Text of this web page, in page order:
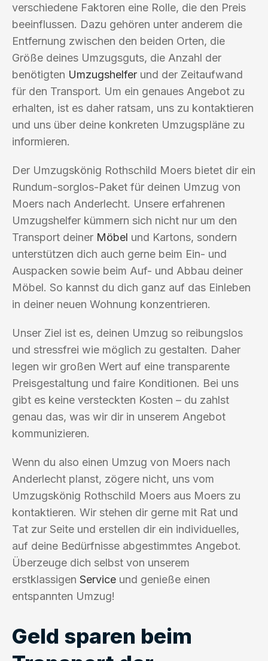
verschiedene Faktoren eine Rolle, die den Preis
beeinflussen. Dazu gehören unter anderem die
Entfernung zwischen den beiden Orten, die
Größe deines Umzugsguts, die Anzahl der
benötigten Umzugshelfer und der Zeitaufwand
für den Transport. Um ein genaues Angebot zu
erhalten, ist es daher ratsam, uns zu kontaktieren
und uns über deine konkreten Umzugspläne zu
informieren.
Der Umzugskönig Rothschild Moers bietet dir ein
Rundum-sorglos-Paket für deinen Umzug von
Moers nach Anderlecht. Unsere erfahrenen
Umzugshelfer kümmern sich nicht nur um den
Transport deiner Möbel und Kartons, sondern
unterstützen dich auch gerne beim Ein- und
Auspacken sowie beim Auf- und Abbau deiner
Möbel. So kannst du dich ganz auf das Einleben
in deiner neuen Wohnung konzentrieren.
Unser Ziel ist es, deinen Umzug so reibungslos
und stressfrei wie möglich zu gestalten. Daher
legen wir großen Wert auf eine transparente
Preisgestaltung und faire Konditionen. Bei uns
gibt es keine versteckten Kosten – du zahlst
genau das, was wir dir in unserem Angebot
kommunizieren.
Wenn du also einen Umzug von Moers nach
Anderlecht planst, zögere nicht, uns vom
Umzugskönig Rothschild Moers aus Moers zu
kontaktieren. Wir stehen dir gerne mit Rat und
Tat zur Seite und erstellen dir ein individuelles,
auf deine Bedürfnisse abgestimmtes Angebot.
Überzeuge dich selbst von unserem
erstklassigen Service und genieße einen
entspannten Umzug!
Geld sparen beim